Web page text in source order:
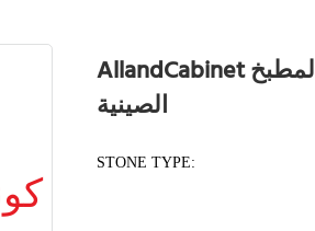
AllandCabinet الظل الخرساني حجر الكوارتز كونترتوب خزائن المطبخ
الصينية
STONE TYPE: